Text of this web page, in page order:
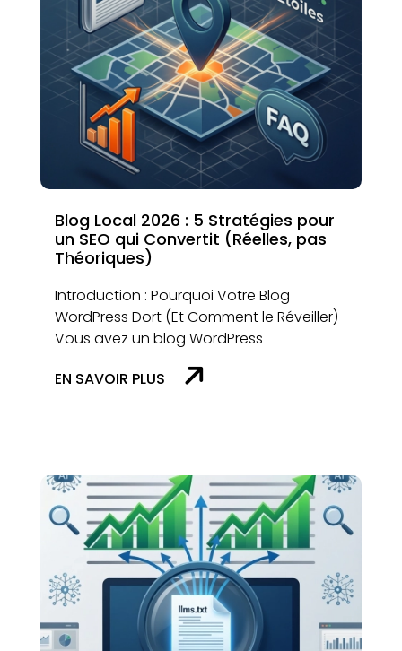
Blog Local 2026 : 5 Stratégies pour
un SEO qui Convertit (Réelles, pas
Théoriques)
Introduction : Pourquoi Votre Blog
WordPress Dort (Et Comment le Réveiller)
Vous avez un blog WordPress
EN SAVOIR PLUS